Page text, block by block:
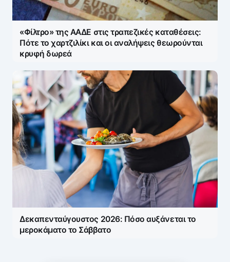
«Φίλτρο» της ΑΑΔΕ στις τραπεζικές καταθέσεις:
Πότε το χαρτζιλίκι και οι αναλήψεις θεωρούνται
κρυφή δωρεά
Δεκαπενταύγουστος 2026: Πόσο αυξάνεται το
μεροκάματο το Σάββατο